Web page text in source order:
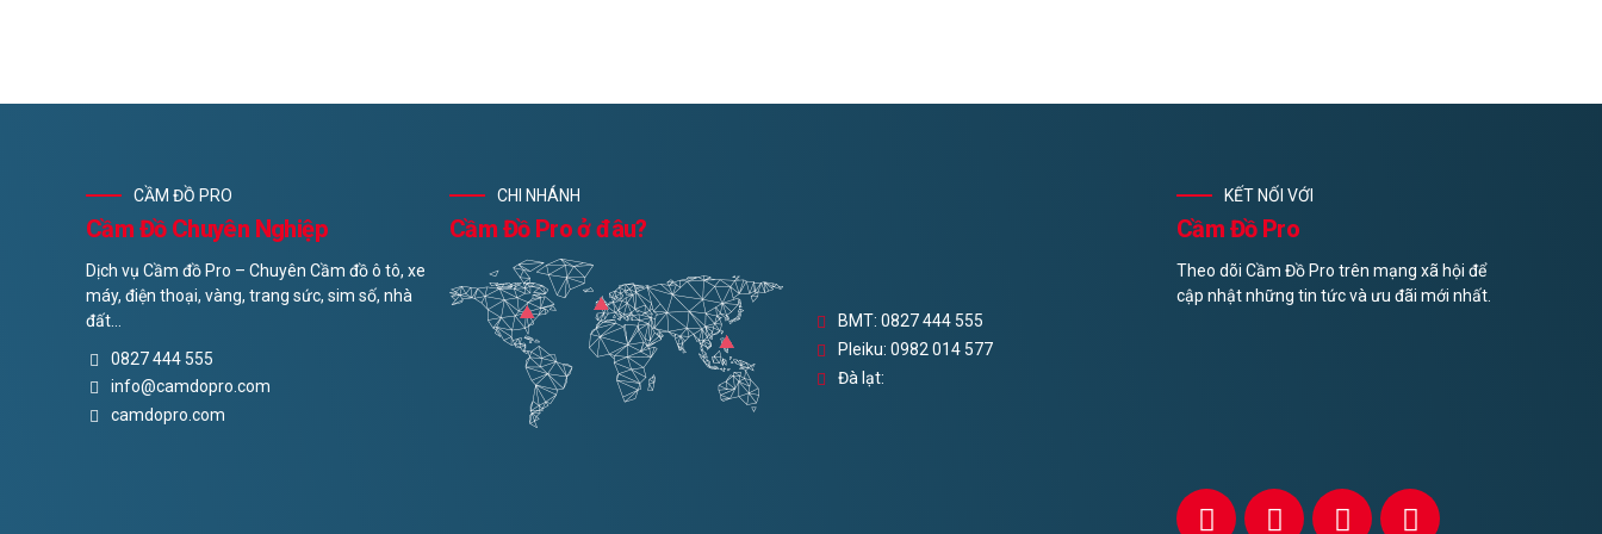
CẦM ĐỒ PRO
Cầm Đồ Chuyên Nghiệp
Dịch vụ Cầm đồ Pro – Chuyên Cầm đồ ô tô, xe
máy, điện thoại, vàng, trang sức, sim số, nhà
đất…
0827 444 555
info@camdopro.com
camdopro.com
CHI NHÁNH
Cầm Đồ Pro ở đâu?
BMT: 0827 444 555
Pleiku: 0982 014 577
Đà lạt:
KẾT NỐI VỚI
Cầm Đồ Pro
Theo dõi Cầm Đồ Pro trên mạng xã hội để
cập nhật những tin tức và ưu đãi mới nhất.